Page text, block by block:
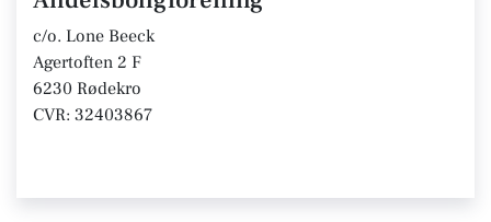
c/o. Lone Beeck
Agertoften 2 F
6230 Rødekro
CVR: 32403867